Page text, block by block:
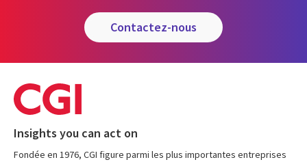
contactez-nous
Insights you can act on
Fondée en 1976, CGI figure parmi les plus importantes entreprises